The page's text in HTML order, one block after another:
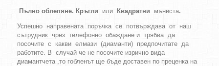
Пълно облепяне. Кръгли или Квадратни мъниста.
Успешно направената поръчка се потвърждава от наш
сътрудник чрез телефонно обаждане и трябва да
посочите с какви елмази (диаманти) предпочитате да
работите. В случай че не посочите изрично вида
диамантчета ,то гобленът ще бъде доставен по преценка на